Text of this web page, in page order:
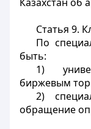
Статья 9.
По
быть:
1)
биржевым
2)
обращение